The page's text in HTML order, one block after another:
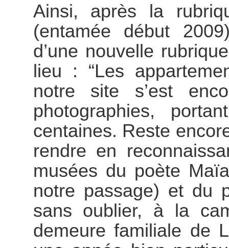
Ainsi, après la
(entamée début
d’une nouvelle
lieu : “Les
notre site s’est
photographies,
centaines. Reste
rendre en
musées du poète
notre passage) et du
sans oublier, à la
demeure familiale de